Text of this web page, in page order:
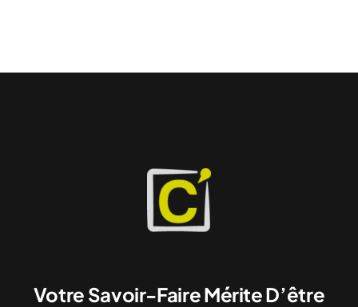
Votre Savoir-Faire Mérite D’être